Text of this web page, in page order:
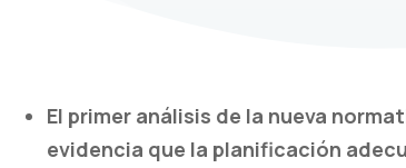
El primer análisis de la nueva
evidencia que la planificación